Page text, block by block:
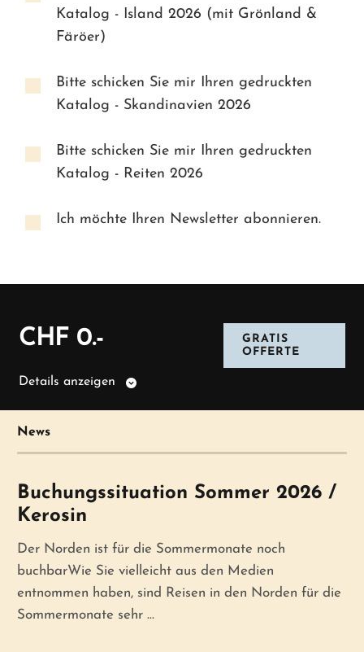
Katalog - Island 2026 (mit Grönland &
Färöer)
Bitte schicken Sie mir Ihren gedruckten
Katalog - Skandinavien 2026
Bitte schicken Sie mir Ihren gedruckten
Katalog - Reiten 2026
Ich möchte Ihren Newsletter abonnieren.
GRATIS
OFFERTE
CHF 0.-
Details anzeigen
News
Buchungssituation Sommer 2026 /
Kerosin
Der Norden ist für die Sommermonate noch
buchbarWie Sie vielleicht aus den Medien
entnommen haben, sind Reisen in den Norden für die
Sommermonate sehr ...